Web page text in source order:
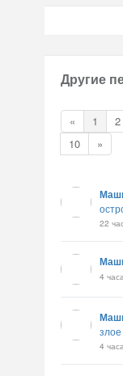
Другие
« 1 2
10
»
22
4
4